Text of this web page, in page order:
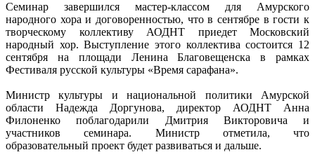
Семинар завершился мастер-классом для Амурского
народного хора и договоренностью, что в сентябре в гости к
творческому коллективу АОДНТ приедет Московский
народный хор. Выступление этого коллектива состоится 12
сентября на площади Ленина Благовещенска в рамках
Фестиваля русской культуры «Время сарафана».
Министр культуры и национальной политики Амурской
области Надежда Доргунова, директор АОДНТ Анна
Филоненко поблагодарили Дмитрия Викторовича и
участников семинара. Министр отметила, что
образовательный проект будет развиваться и дальше.